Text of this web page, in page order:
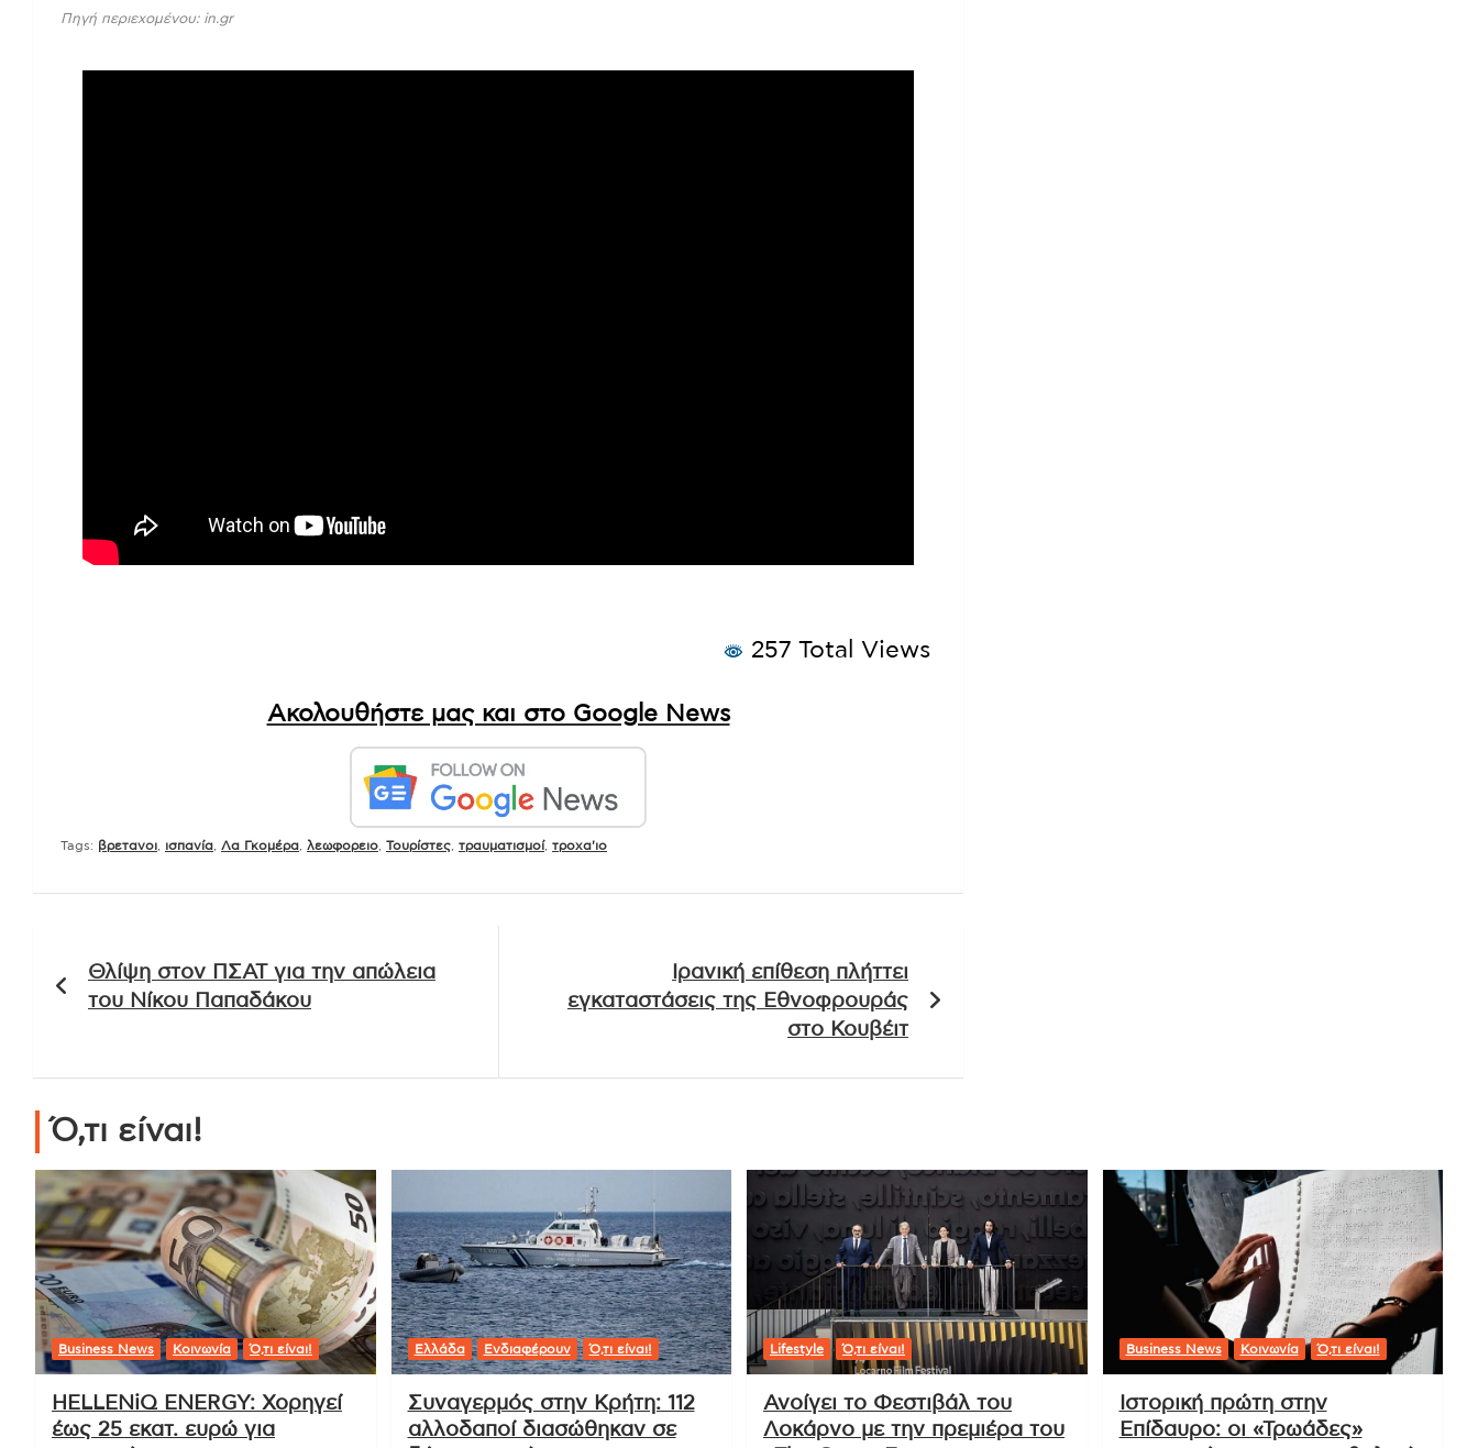
Πηγή περιεχομένου: in.gr
257 Total Views
Ακολουθήστε μας και στο Google News
Tags: βρετανοι ισπανία Λα Γκομέρα λεωφορειο Τουρίστες τραυματισμοί, τροχα'ιο
άρθρων
Θλίψη στον ΠΣΑΤ για την απώλεια
του Νίκου Παπαδάκου
Ιρανική επίθεση πλήττει
εγκαταστάσεις της Εθνοφρουράς
στο Κουβέιτ
Ό,τι είναι!
Business News Κοινωνία Ό,τι είναι!
HELLENiQ ENERGY: Χορηγεί
έως 25 εκατ. ευρώ για
Ελλάδα Ενδιαφέρουν Ό,τι είναι!
Συναγερμός στην Κρήτη: 112
αλλοδαποί διασώθηκαν σε
Lifestyle Ό,τι είναι!
Ανοίγει το Φεστιβάλ του
Λοκάρνο με την πρεμιέρα του
Business News Κοινωνία Ό,τι είναι!
Ιστορική πρώτη στην
Επίδαυρο: οι «Τρωάδες»